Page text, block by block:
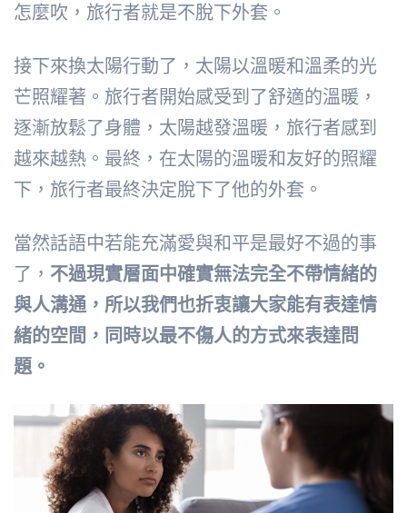
怎麼吹，旅行者就是不脫下外套。
接下來換太陽行動了，太陽以溫暖和溫柔的光
芒照耀著。旅行者開始感受到了舒適的溫暖，
逐漸放鬆了身體，太陽越發溫暖，旅行者感到
越來越熱。最終，在太陽的溫暖和友好的照耀
下，旅行者最終決定脫下了他的外套。
當然話語中若能充滿愛與和平是最好不過的事
了， 不過現實層面中確實無法完全不帶情緒的
與人溝通，所以我們也折衷讓大家能有表達情
緒的空間，同時以最不傷人的方式來表達問
題。